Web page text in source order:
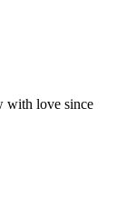
with love since